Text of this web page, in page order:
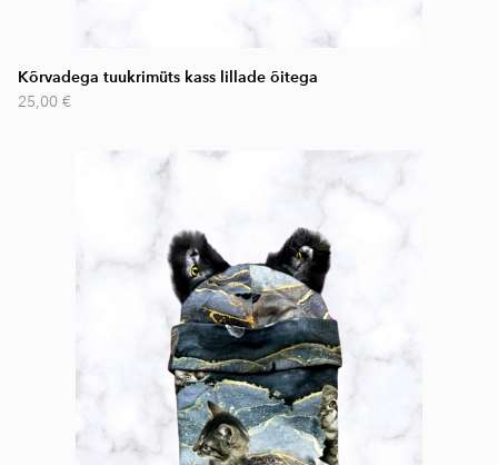
Kõrvadega tuukrimüts kass lillade õitega
25,00 €